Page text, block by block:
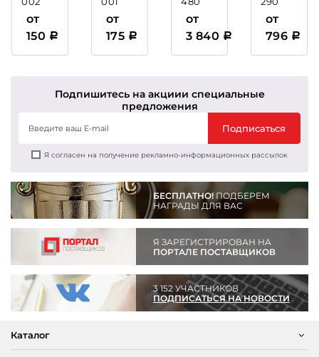
медаль
Хоккей
место
от
150
медаль
Бокс
место
от
175
Казимир
(этажерка)
от
3 840
Ресура
от
796
Подпишитесь на акциии специальные
предложения
Подписаться
Я согласен на получение рекламно-информационных рассылок
БЕСПЛАТНО!ПОДБЕРЕМ
НАГРАДЫ ДЛЯ ВАС
Я ЗАРЕГИСТРИРОВАН НА
ПОРТАЛЕ ПОСТАВЩИКОВ
3 152 УЧАСТНИКОВ
ПОДПИСАТЬСЯ НА НОВОСТИ
Каталог